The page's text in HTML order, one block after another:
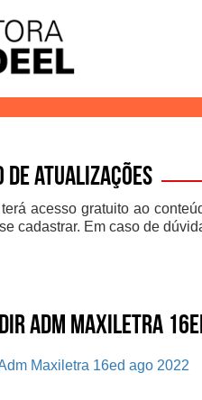
atualizações
acesso gratuito ao
cadastrar. Em caso de
Adm Maxiletra
Maxiletra 16ed ago 2022